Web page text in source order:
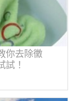
你去除黴
試！